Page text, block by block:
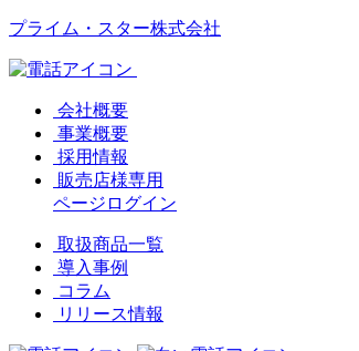
プライム・スター株式会社
会社概要
事業概要
採用情報
販売店様専用
ページログイン
取扱商品一覧
導入事例
コラム
リリース情報